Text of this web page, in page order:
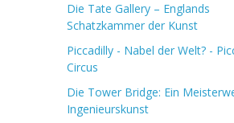
Die Tate Gallery – Englands
Schatzkammer der Kunst
Piccadilly - Nabel der Welt? -
Circus
Die Tower Bridge: Ein
Ingenieurskunst